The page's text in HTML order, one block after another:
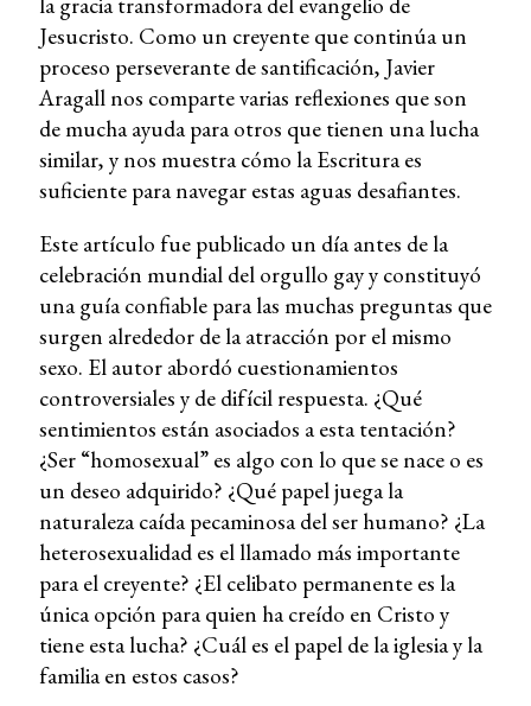
Jesucristo. Como un creyente que continúa un
proceso perseverante de santificación, Javier
Aragall nos comparte varias reflexiones que son
de mucha ayuda para otros que tienen una lucha
similar, y nos muestra cómo la Escritura es
suficiente para navegar estas aguas desafiantes.
Este artículo fue publicado un día antes de la
celebración mundial del orgullo gay y constituyó
una guía confiable para las muchas preguntas que
surgen alrededor de la atracción por el mismo
sexo. El autor abordó cuestionamientos
controversiales y de difícil respuesta. ¿Qué
sentimientos están asociados a esta tentación?
¿Ser “homosexual” es algo con lo que se nace o es
un deseo adquirido? ¿Qué papel juega la
naturaleza caída pecaminosa del ser humano? ¿La
heterosexualidad es el llamado más importante
para el creyente? ¿El celibato permanente es la
única opción para quien ha creído en Cristo y
tiene esta lucha? ¿Cuál es el papel de la iglesia y la
familia en estos casos?